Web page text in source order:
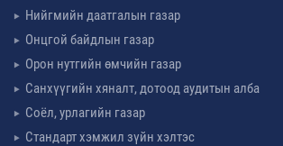
Нийгмийн даатгалын газар
Онцгой байдлын газар
Орон нутгийн өмчийн газар
Санхүүгийн хяналт, дотоод аудитын алба
Соёл, урлагийн газар
Стандарт хэмжил зүйн хэлтэс